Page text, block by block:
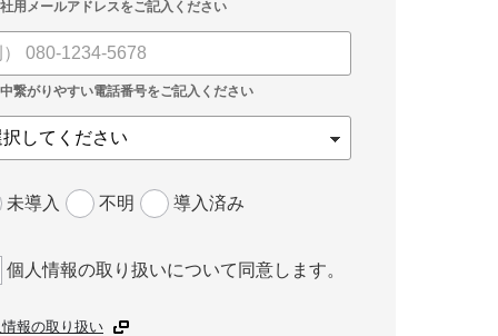
未導入 不明 導入済み
個人情報の取り扱いについて同意します。
報の取り扱い